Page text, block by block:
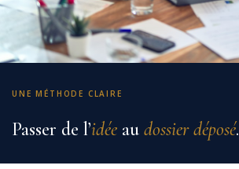
UNE MÉTHODE CLAIRE
Passer de l’idée audossier déposé.